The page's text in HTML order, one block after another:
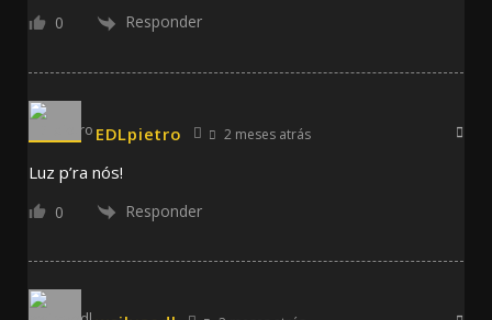
0 Responder
EDLpietro 2 meses atrás
Luz p’ra nós!
0 Responder